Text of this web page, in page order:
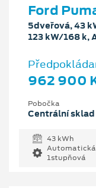
Ford
5dveřová, 43
123 kW/168 k,
962 900
Pobočka
Centrální sklad
43 kWh
Automatická
1stupňová